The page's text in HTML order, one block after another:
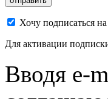
Хочу подписаться
Для активации
Вводя e-